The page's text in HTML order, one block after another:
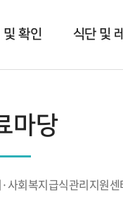
및 확인 식단 및
마당
사회복지급식관리지원